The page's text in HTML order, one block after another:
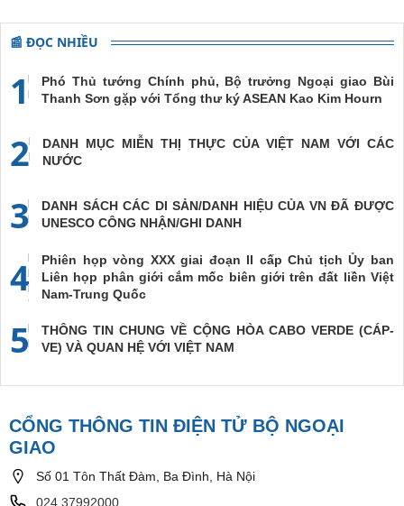
📰 ĐỌC NHIỀU
1
Phó Thủ tướng Chính phủ, Bộ trưởng Ngoại giao Bùi
Thanh Sơn gặp với Tổng thư ký ASEAN Kao Kim Hourn
2
DANH MỤC MIỄN THỊ THỰC CỦA VIỆT NAM VỚI CÁC
NƯỚC
3
DANH SÁCH CÁC DI SẢN/DANH HIỆU CỦA VN ĐÃ ĐƯỢC
UNESCO CÔNG NHẬN/GHI DANH
4
Phiên họp vòng XXX giai đoạn II cấp Chủ tịch Ủy ban
Liên họp phân giới cắm mốc biên giới trên đất liền Việt
Nam-Trung Quốc
5
THÔNG TIN CHUNG VỀ CỘNG HÒA CABO VERDE (CÁP-
VE) VÀ QUAN HỆ VỚI VIỆT NAM
CỔNG THÔNG TIN ĐIỆN TỬ BỘ NGOẠI
GIAO
Số 01 Tôn Thất Đàm, Ba Đình, Hà Nội
024.37992000